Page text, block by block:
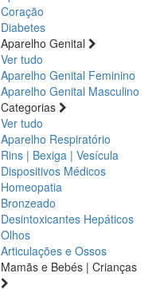
Coração
Diabetes
Aparelho Genital
Ver tudo
Aparelho Genital Feminino
Aparelho Genital Masculino
Categorias
Ver tudo
Aparelho Respiratório
Rins | Bexiga | Vesícula
Dispositivos Médicos
Homeopatia
Bronzeado
Desintoxicantes Hepáticos
Olhos
Articulações e Ossos
Mamãs e Bebés | Crianças